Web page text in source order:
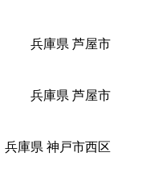
兵庫県 芦屋市
兵庫県 芦屋市
兵庫県 神戸市西区